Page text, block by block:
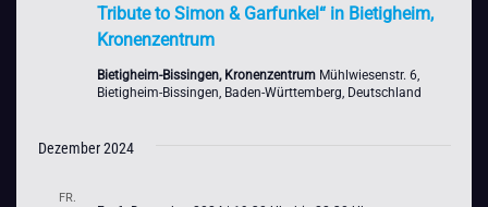
Tribute to Simon & Garfunkel“ in Bietigheim,
Kronenzentrum
Bietigheim-Bissingen, Kronenzentrum Mühlwiesenstr. 6,
Bietigheim-Bissingen, Baden-Württemberg, Deutschland
Dezember 2024
FR.